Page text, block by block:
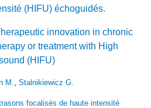
(HIFU) échoguidés.
innovation in chronic
or treatment with High
(HIFU)
M. Stalnikiewicz G.
focalisés de haute intensité